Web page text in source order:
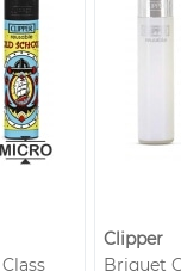
Clipper
Briquet